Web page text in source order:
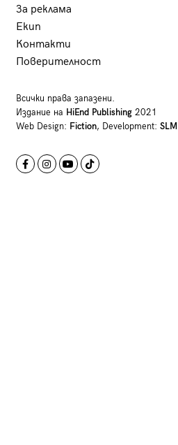
За реклама
Екип
Контакти
Поверителност
Всички права запазени.
Издание на HiEnd Publishing2021
Web Design: Fiction, Development: SLM